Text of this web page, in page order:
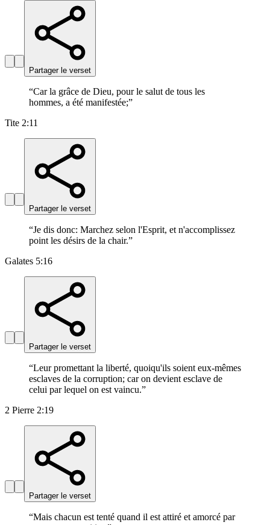
Partager le verset
“Car la grâce de Dieu, pour le salut de tous les
hommes, a été manifestée;”
Tite 2:11
Partager le verset
“Je dis donc: Marchez selon l'Esprit, et n'accomplissez
point les désirs de la chair.”
Galates 5:16
Partager le verset
“Leur promettant la liberté, quoiqu'ils soient eux-mêmes
esclaves de la corruption; car on devient esclave de
celui par lequel on est vaincu.”
2 Pierre 2:19
Partager le verset
“Mais chacun est tenté quand il est attiré et amorcé par